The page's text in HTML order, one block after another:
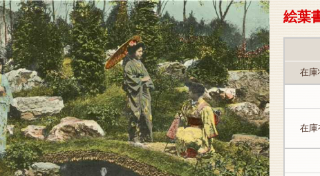
絵葉
在庫
在庫